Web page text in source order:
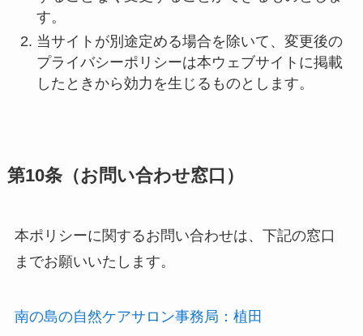
す。
当サイトが別途定める場合を除いて、変更後の
プライバシーポリシーは本ウェブサイトに掲載
したときから効力を生じるものとします。
第10条（お問い合わせ窓口）
本ポリシーに関するお問い合わせは、下記の窓口
までお願いいたします。
南の島の自然ケアサロン事務局：植田